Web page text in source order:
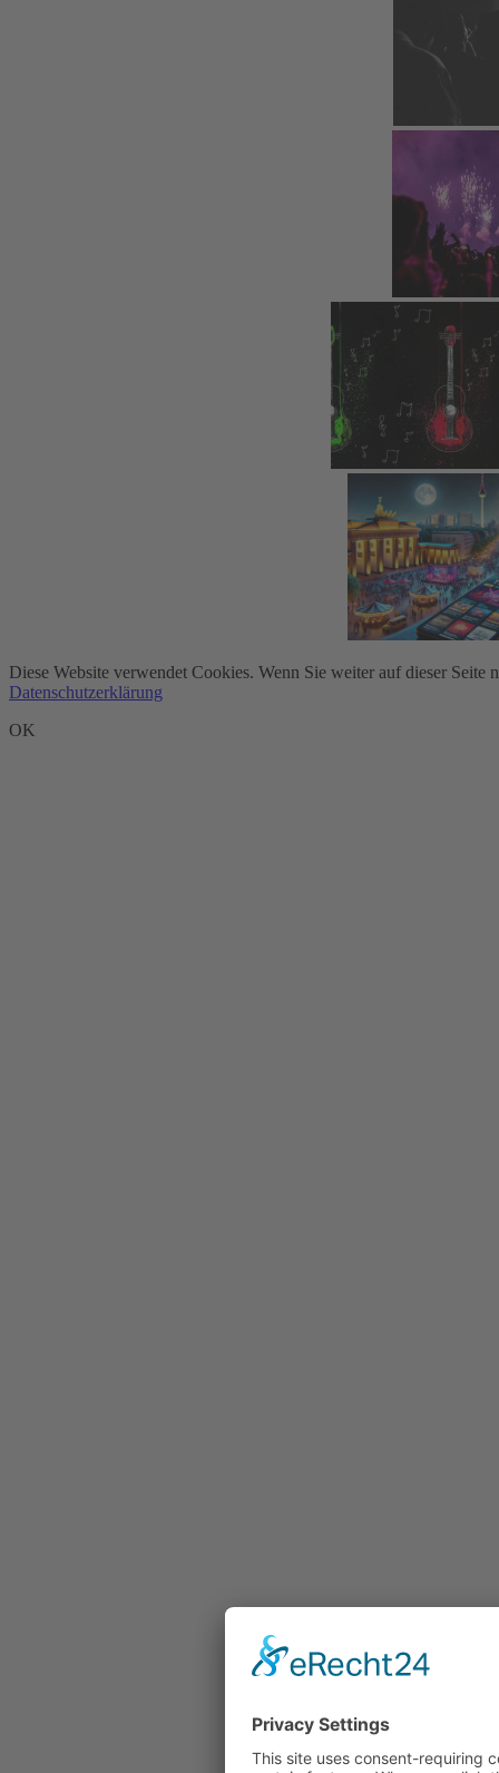
Diese Website verwendet Cookies. Wenn Sie weiter auf dieser
Datenschutzerklärung
OK